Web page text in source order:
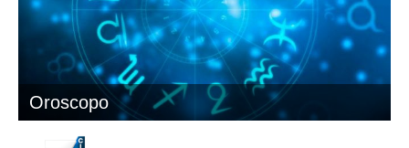
Oroscopo